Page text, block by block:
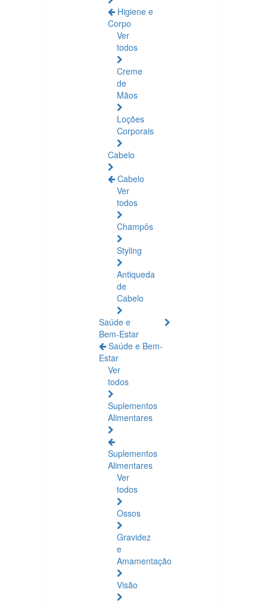
Higiene e
Corpo
Ver
todos
Creme
de
Mãos
Loções
Corporais
Cabelo
Cabelo
Ver
todos
Champôs
Styling
Antiqueda
de
Cabelo
Saúde e
Bem-Estar
Saúde e Bem-
Estar
Ver
todos
Suplementos
Alimentares
Suplementos
Alimentares
Ver
todos
Ossos
Gravidez
e
Amamentação
Visão